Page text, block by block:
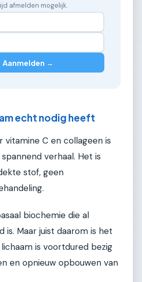
afmelden mogelijk.
Aanmelden →
echt nodig heeft
vitamine C en collageen is
verhaal. Het is
stof, geen
biochemie die al
is. Maar juist daarom is het
is voortdured bezig
en opnieuw opbouwen van